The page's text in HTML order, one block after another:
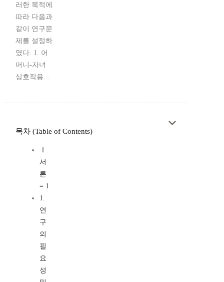
러한 목적에
따라 다음과
같이 연구문
제를 설정하
였다. 1. 어
머니-자녀
상호작용...
목차 (Table of Contents)
Ⅰ.
서
론
= 1
1.
연
구
의
필
요
성